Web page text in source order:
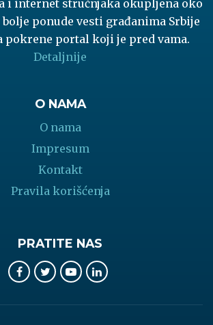
i internet stručnjaka okupljena oko
ponude vesti građanima Srbije
pokrene portal koji je pred vama.
Detaljnije
O NAMA
O nama
Impresum
Kontakt
Pravila korišćenja
PRATITE NAS